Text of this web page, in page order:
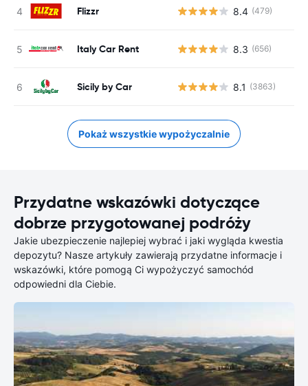
Flizzr 8.4 (479)
Italy Car Rent 8.3 (656)
Sicily by Car 8.1 (3863)
Pokaż wszystkie wypożyczalnie
Przydatne wskazówki dotyczące
dobrze przygotowanej podróży
Jakie ubezpieczenie najlepiej wybrać i jaki wygląda kwestia
depozytu? Nasze artykuły zawierają przydatne informacje i
wskazówki, które pomogą Ci wypożyczyć samochód
odpowiedni dla Ciebie.